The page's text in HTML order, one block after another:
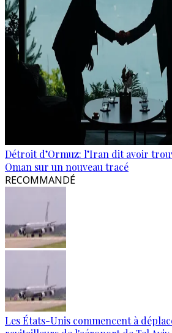
Détroit d’Ormuz: l’Iran dit avoir
Oman sur un nouveau tracé
RECOMMANDÉ
Les États-Unis commencent à